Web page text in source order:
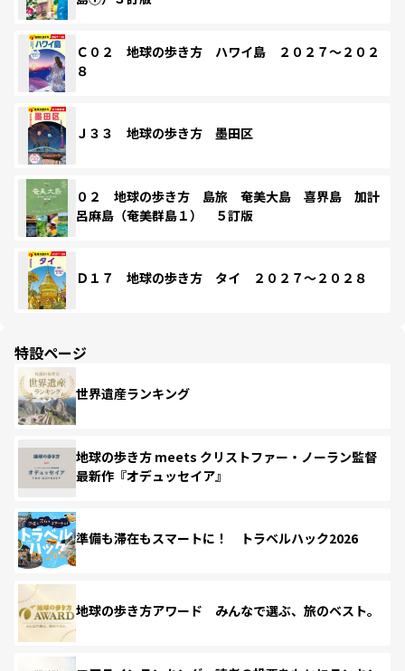
Ｃ０２ 地球の歩き方 ハワイ島 ２０２７～２０２
８
Ｊ３３ 地球の歩き方 墨田区
０２ 地球の歩き方 島旅 奄美大島 喜界島 加計
呂麻島（奄美群島１） ５訂版
Ｄ１７ 地球の歩き方 タイ ２０２７～２０２８
特設ページ
世界遺産ランキング
地球の歩き方 meets クリストファー・ノーラン監督
最新作『オデュッセイア』
準備も滞在もスマートに！ トラベルハック2026
地球の歩き方アワード みんなで選ぶ、旅のベスト。